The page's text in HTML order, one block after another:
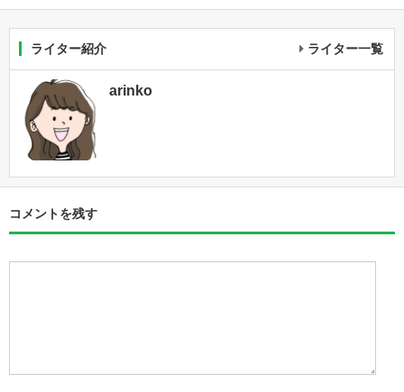
ライター紹介 ライター一覧
arinko
コメントを残す